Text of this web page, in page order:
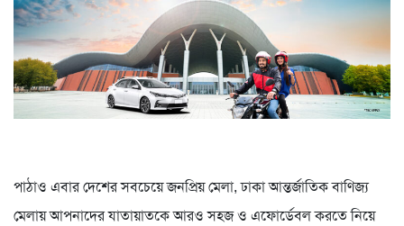
পাঠাও এবার দেশের সবচেয়ে জনপ্রিয় মেলা, ঢাকা আন্তর্জাতিক বাণিজ্য
মেলায় আপনাদের যাতায়াতকে আরও সহজ ও এফোর্ডেবল করতে নিয়ে